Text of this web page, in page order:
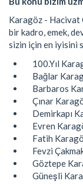
Karagöz - Hacivat
bir kadro, emek,
sizin için en iyisini
100.Yıl
Bağlar
Barbaros
Çınar
Demirkapı
Evren
Fatih
Fevzi
Göztepe
Güneşli